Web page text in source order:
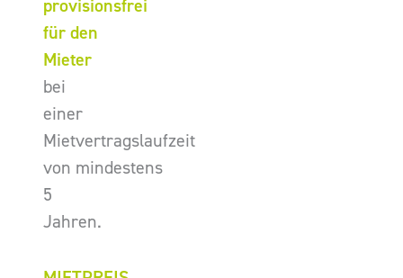
provisionsfrei
für den
Mieter
bei
einer
Mietvertragslaufzeit
von mindestens
5
Jahren.